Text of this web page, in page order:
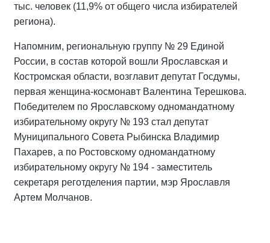
тыс. человек (11,9% от общего числа избирателей
региона).
Напомним, региональную группу № 29 Единой
России, в состав которой вошли Ярославская и
Костромская области, возглавит депутат Госдумы,
первая женщина-космонавт Валентина Терешкова.
Победителем по Ярославскому одномандатному
избирательному округу № 193 стал депутат
Муниципального Совета Рыбинска Владимир
Пахарев, а по Ростовскому одномандатному
избирательному округу № 194 - заместитель
секретаря реготделения партии, мэр Ярославля
Артем Молчанов.